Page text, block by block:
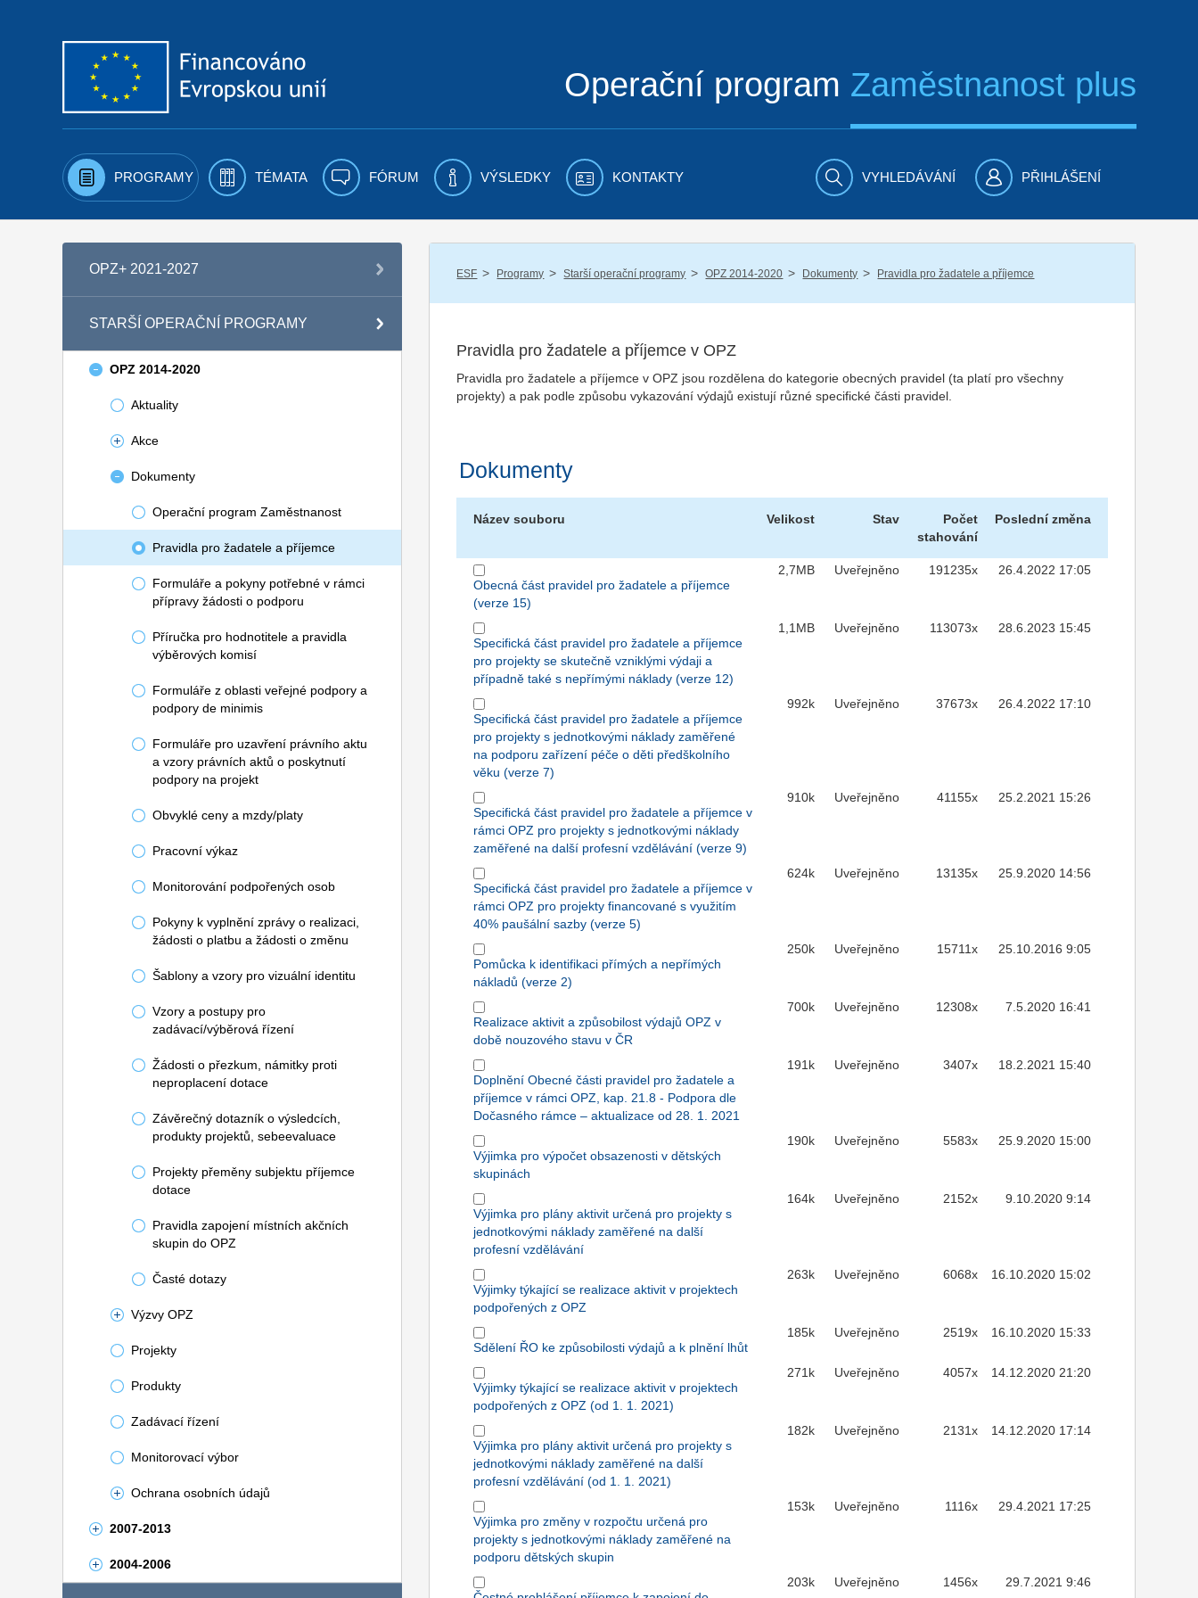
Operační program Zaměstnanost plus
PROGRAMY TÉMATA FÓRUM VÝSLEDKY KONTAKTY VYHLEDÁVÁNÍ PŘIHLÁŠENÍ
OPZ+ 2021-2027
STARŠÍ OPERAČNÍ PROGRAMY
OPZ 2014-2020
Aktuality
Akce
Dokumenty
Operační program Zaměstnanost
Pravidla pro žadatele a příjemce
Formuláře a pokyny potřebné v rámci
přípravy žádosti o podporu
Příručka pro hodnotitele a pravidla
výběrových komisí
Formuláře z oblasti veřejné podpory a
podpory de minimis
Formuláře pro uzavření právního aktu
a vzory právních aktů o poskytnutí
podpory na projekt
Obvyklé ceny a mzdy/platy
Pracovní výkaz
Monitorování podpořených osob
Pokyny k vyplnění zprávy o realizaci,
žádosti o platbu a žádosti o změnu
Šablony a vzory pro vizuální identitu
Vzory a postupy pro
zadávací/výběrová řízení
Žádosti o přezkum, námitky proti
neproplacení dotace
Závěrečný dotazník o výsledcích,
produkty projektů, sebeevaluace
Projekty přeměny subjektu příjemce
dotace
Pravidla zapojení místních akčních
skupin do OPZ
Časté dotazy
Výzvy OPZ
Projekty
Produkty
Zadávací řízení
Monitorovací výbor
Ochrana osobních údajů
2007-2013
2004-2006
ESF / Programy / Starší operační programy / OPZ 2014-2020 / Dokumenty / Pravidla pro žadatele a příjemce
Pravidla pro žadatele a příjemce v OPZ
Pravidla pro žadatele a příjemce v OPZ jsou rozdělena do kategorie obecných pravidel (ta platí pro všechny
projekty) a pak podle způsobu vykazování výdajů existují různé specifické části pravidel.
Dokumenty
Název souboru Velikost Stav
Počet
stahování
Poslední změna
Obecná část pravidel pro žadatele a příjemce
(verze 15)
2,7MB Uveřejněno 191235x 26.4.2022 17:05
Specifická část pravidel pro žadatele a příjemce
pro projekty se skutečně vzniklými výdaji a
případně také s nepřímými náklady (verze 12)
1,1MB Uveřejněno 113073x 28.6.2023 15:45
Specifická část pravidel pro žadatele a příjemce
pro projekty s jednotkovými náklady zaměřené
na podporu zařízení péče o děti předškolního
věku (verze 7)
992k Uveřejněno 37673x 26.4.2022 17:10
Specifická část pravidel pro žadatele a příjemce v
rámci OPZ pro projekty s jednotkovými náklady
zaměřené na další profesní vzdělávání (verze 9)
910k Uveřejněno 41155x 25.2.2021 15:26
Specifická část pravidel pro žadatele a příjemce v
rámci OPZ pro projekty financované s využitím
40% paušální sazby (verze 5)
624k Uveřejněno 13135x 25.9.2020 14:56
Pomůcka k identifikaci přímých a nepřímých
nákladů (verze 2)
250k Uveřejněno 15711x 25.10.2016 9:05
Realizace aktivit a způsobilost výdajů OPZ v
době nouzového stavu v ČR
700k Uveřejněno 12308x 7.5.2020 16:41
Doplnění Obecné části pravidel pro žadatele a
příjemce v rámci OPZ, kap. 21.8 - Podpora dle
Dočasného rámce – aktualizace od 28. 1. 2021
191k Uveřejněno 3407x 18.2.2021 15:40
Výjimka pro výpočet obsazenosti v dětských
skupinách
190k Uveřejněno 5583x 25.9.2020 15:00
Výjimka pro plány aktivit určená pro projekty s
jednotkovými náklady zaměřené na další
profesní vzdělávání
164k Uveřejněno 2152x 9.10.2020 9:14
Výjimky týkající se realizace aktivit v projektech
podpořených z OPZ
263k Uveřejněno 6068x 16.10.2020 15:02
Sdělení ŘO ke způsobilosti výdajů a k plnění lhůt
185k Uveřejněno 2519x 16.10.2020 15:33
Výjimky týkající se realizace aktivit v projektech
podpořených z OPZ (od 1. 1. 2021)
271k Uveřejněno 4057x 14.12.2020 21:20
Výjimka pro plány aktivit určená pro projekty s
jednotkovými náklady zaměřené na další
profesní vzdělávání (od 1. 1. 2021)
182k Uveřejněno 2131x 14.12.2020 17:14
Výjimka pro změny v rozpočtu určená pro
projekty s jednotkovými náklady zaměřené na
podporu dětských skupin
153k Uveřejněno 1116x 29.4.2021 17:25
203k Uveřejněno 1456x 29.7.2021 9:46